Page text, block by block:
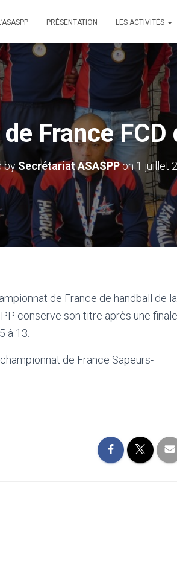
PRÉSENTATION LES ACTIVITÉS
France FCD
by Secrétariat ASASPPon 1 juillet
de France de handball de la
conserve son titre après une finale
à 13.
de France Sapeurs-